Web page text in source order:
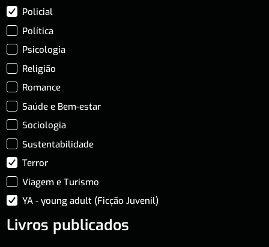
Policial
Política
Psicologia
Religião
Romance
Saúde e Bem-estar
Sociologia
Sustentabilidade
Terror
Viagem e Turismo
YA - young adult (Ficção Juvenil)
Livros publicados